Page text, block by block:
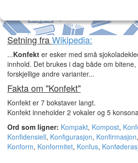
Setning fraWikipedia:
...Konfekt er esker med små
innhold. Det brukes i dag både om
forskjellige andre varianter...
Fakta om "Konfekt"
Konfekt er 7 bokstaver langt.
Konfekt inneholder 2 vokaler og 5
Ord som ligner: Kompakt, Kompost,
Konfidensiell, Konfigurasjon, Konfirmasjon,
Konform, Konformitet, Konfus,